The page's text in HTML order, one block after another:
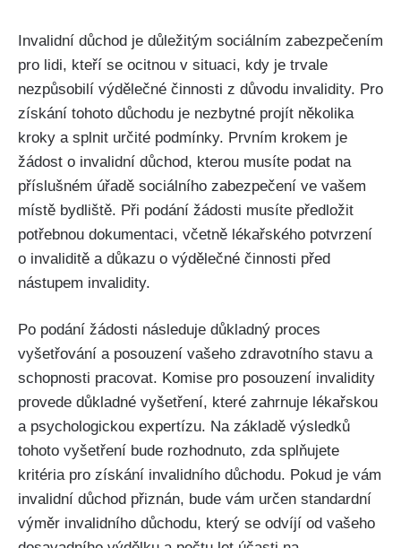
Invalidní důchod je důležitým sociálním zabezpečením
pro lidi, kteří se ocitnou v situaci, kdy je trvale
nezpůsobilí výdělečné činnosti z důvodu invalidity. Pro
získání tohoto důchodu je nezbytné projít několika
kroky a splnit určité podmínky. Prvním krokem je
žádost o invalidní důchod, kterou musíte podat na
příslušném úřadě sociálního zabezpečení ve vašem
místě bydliště. Při podání žádosti musíte předložit
potřebnou dokumentaci, včetně lékařského potvrzení
o invaliditě a důkazu o výdělečné činnosti před
nástupem invalidity.
Po podání žádosti následuje důkladný proces
vyšetřování a posouzení vašeho zdravotního stavu a
schopnosti pracovat. Komise pro posouzení invalidity
provede důkladné vyšetření, které zahrnuje lékařskou
a psychologickou expertízu. Na základě výsledků
tohoto vyšetření bude rozhodnuto, zda splňujete
kritéria pro získání invalidního důchodu. Pokud je vám
invalidní důchod přiznán, bude vám určen standardní
výměr invalidního důchodu, který se odvíjí od vašeho